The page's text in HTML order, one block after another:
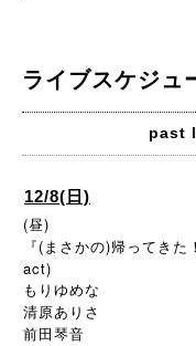
ライブスケジュ
past
12/8(日)
(昼)
『(まさかの)帰ってき
act)
もりゆめな
清原ありさ
前田琴音